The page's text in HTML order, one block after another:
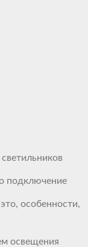
подключение
особенности,
освещения